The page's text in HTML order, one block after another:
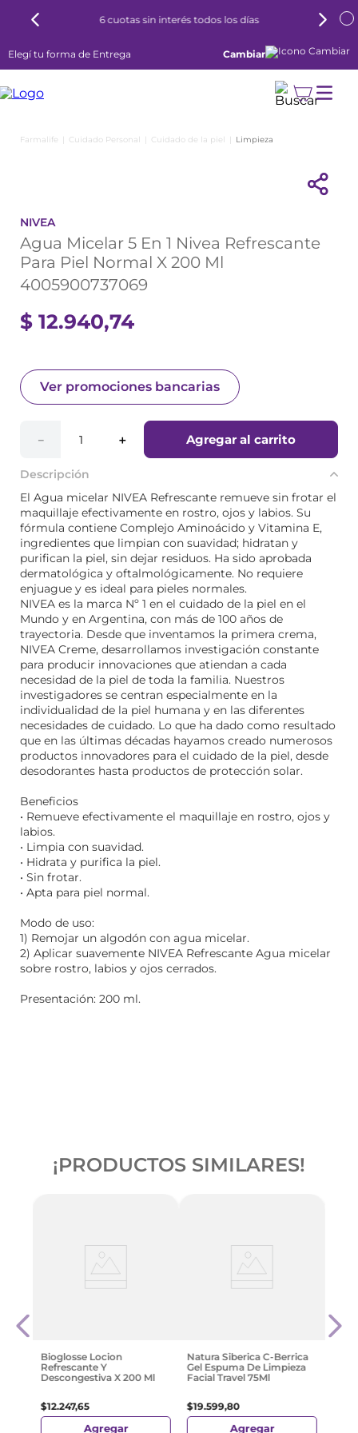
6 cuotas sin interés todos los días
Elegí tu forma de Entrega Cambiar
Cuidado Personal Cuidado de la piel Limpieza
NIVEA
Agua Micelar 5 En 1 Nivea Refrescante
Para Piel Normal X 200 Ml
4005900737069
$ 12.940,74
Ver promociones bancarias
＋
－ Agregar al carrito
Descripción
El Agua micelar NIVEA Refrescante remueve sin frotar el
maquillaje efectivamente en rostro, ojos y labios. Su
fórmula contiene Complejo Aminoácido y Vitamina E,
ingredientes que limpian con suavidad; hidratan y
purifican la piel, sin dejar residuos. Ha sido aprobada
dermatológica y oftalmológicamente. No requiere
enjuague y es ideal para pieles normales.
NIVEA es la marca Nº 1 en el cuidado de la piel en el
Mundo y en Argentina, con más de 100 años de
trayectoria. Desde que inventamos la primera crema,
NIVEA Creme, desarrollamos investigación constante
para producir innovaciones que atiendan a cada
necesidad de la piel de toda la familia. Nuestros
investigadores se centran especialmente en la
individualidad de la piel humana y en las diferentes
necesidades de cuidado. Lo que ha dado como resultado
que en las últimas décadas hayamos creado numerosos
productos innovadores para el cuidado de la piel, desde
desodorantes hasta productos de protección solar.
Beneficios
• Remueve efectivamente el maquillaje en rostro, ojos y
labios.
• Limpia con suavidad.
• Hidrata y purifica la piel.
• Sin frotar.
• Apta para piel normal.
Modo de uso:
1) Remojar un algodón con agua micelar.
2) Aplicar suavemente NIVEA Refrescante Agua micelar
sobre rostro, labios y ojos cerrados.
Presentación: 200 ml.
¡PRODUCTOS SIMILARES!
Bioglosse Locion
Refrescante Y
Descongestiva X 200 Ml
$12.247,65
Agregar
Natura Siberica C-Berrica
Gel Espuma De Limpieza
Facial Travel 75Ml
$19.599,80
Agregar